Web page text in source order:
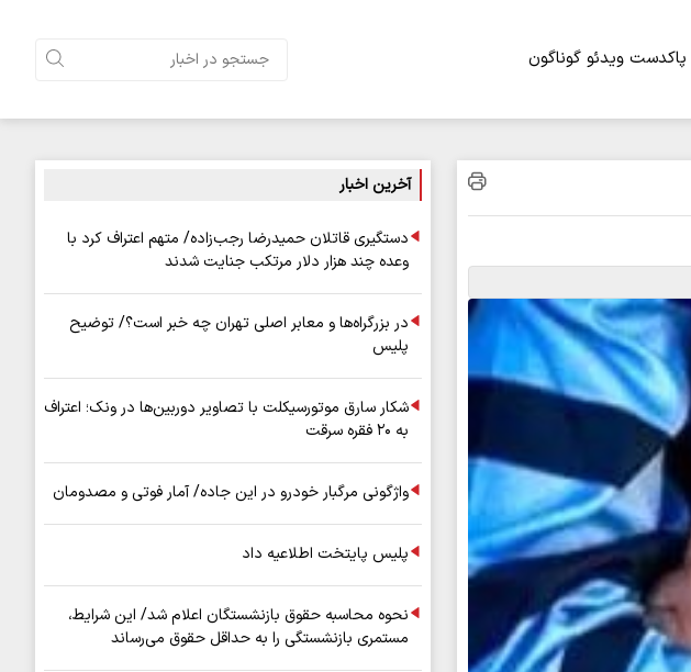
پاکدست ویدئو گوناگون
آخرین اخبار
دستگیری قاتلان حمیدرضا رجب‌زاده/ متهم اعتراف کرد با
وعده چند هزار دلار مرتکب جنایت شدند
در بزرگراه‌ها و معابر اصلی تهران چه خبر است؟/ توضیح
پلیس
شکار سارق موتورسیکلت با تصاویر دوربین‌ها در ونک؛ اعتراف
به ۲۰ فقره سرقت
واژگونی مرگبار خودرو در این جاده/ آمار فوتی و مصدومان
پلیس پایتخت اطلاعیه داد
نحوه محاسبه حقوق بازنشستگان اعلام شد/ این شرایط،
مستمری بازنشستگی را به حداقل حقوق می‌رساند